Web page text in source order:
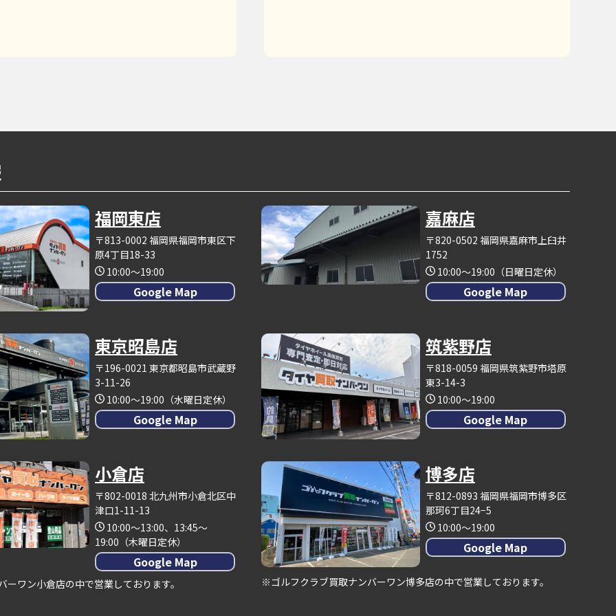
福岡東店
〒813-0002 福岡県福岡市東区下
原4丁目18-33
10:00～19:00
Google Map
嘉麻店
〒820-0502 福岡県嘉麻市上臼井
1752
10:00～19:00（日曜日定休）
Google Map
東京昭島店
〒196-0021 東京都昭島市武蔵野
3-11-26
10:00～19:00（水曜日定休）
Google Map
筑紫野店
〒818-0059 福岡県筑紫野市塔原
東3-14-3
10:00～19:00
Google Map
小倉店
〒802-0018 北九州市小倉北区中
津口1-11-13
10:00～13:00、13:45～
19:00（木曜日定休）
Google Map
ワン小倉店の中で営業しております。
博多店
〒812-0893 福岡県福岡市博多区
那珂6丁目24−5
10:00～19:00
Google Map
※ゴルフクラブ買取ナンバーワン博多店の中で営業しております。